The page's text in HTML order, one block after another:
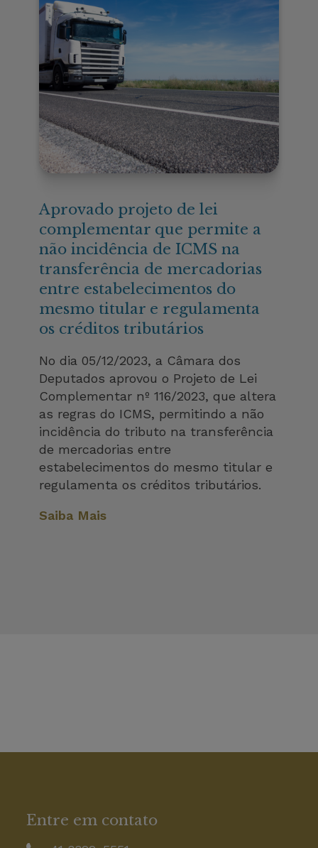
Aprovado projeto de lei
complementar que permite a
não incidência de ICMS na
transferência de mercadorias
entre estabelecimentos do
mesmo titular e regulamenta
os créditos tributários
No dia 05/12/2023, a Câmara dos
Deputados aprovou o Projeto de Lei
Complementar nº 116/2023, que altera
as regras do ICMS, permitindo a não
incidência do tributo na transferência
de mercadorias entre
estabelecimentos do mesmo titular e
regulamenta os créditos tributários.
Saiba Mais
Entre em contato